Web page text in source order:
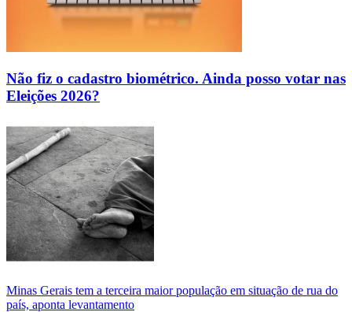
Não fiz o cadastro biométrico. Ainda posso votar nas
Eleições 2026?
Minas Gerais tem a terceira maior população em situação de rua do
país, aponta levantamento